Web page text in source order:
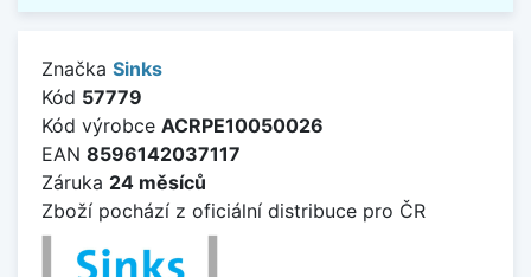
Značka Sinks
Kód 57779
Kód výrobce ACRPE10050026
EAN 8596142037117
Záruka 24 měsíců
Zboží pochází z oficiální distribuce pro ČR